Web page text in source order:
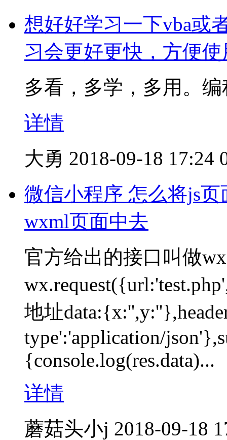
想好好学习一下vba或
习会更好更快，方便使
多看，多学，多用。
详情
大勇 2018-09-18 17:24
微信小程序 怎么将js页
wxml页面中去
官方给出的接口叫做
地址
type':'application/
{console.log(res.data)...
详情
蘑菇头小j 2018-09-18